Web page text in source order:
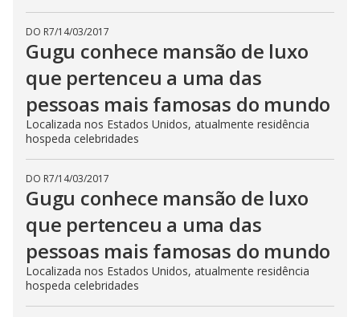
DO R7/14/03/2017
Gugu conhece mansão de luxo
que pertenceu a uma das
pessoas mais famosas do mundo
Localizada nos Estados Unidos, atualmente residência
hospeda celebridades
DO R7/14/03/2017
Gugu conhece mansão de luxo
que pertenceu a uma das
pessoas mais famosas do mundo
Localizada nos Estados Unidos, atualmente residência
hospeda celebridades